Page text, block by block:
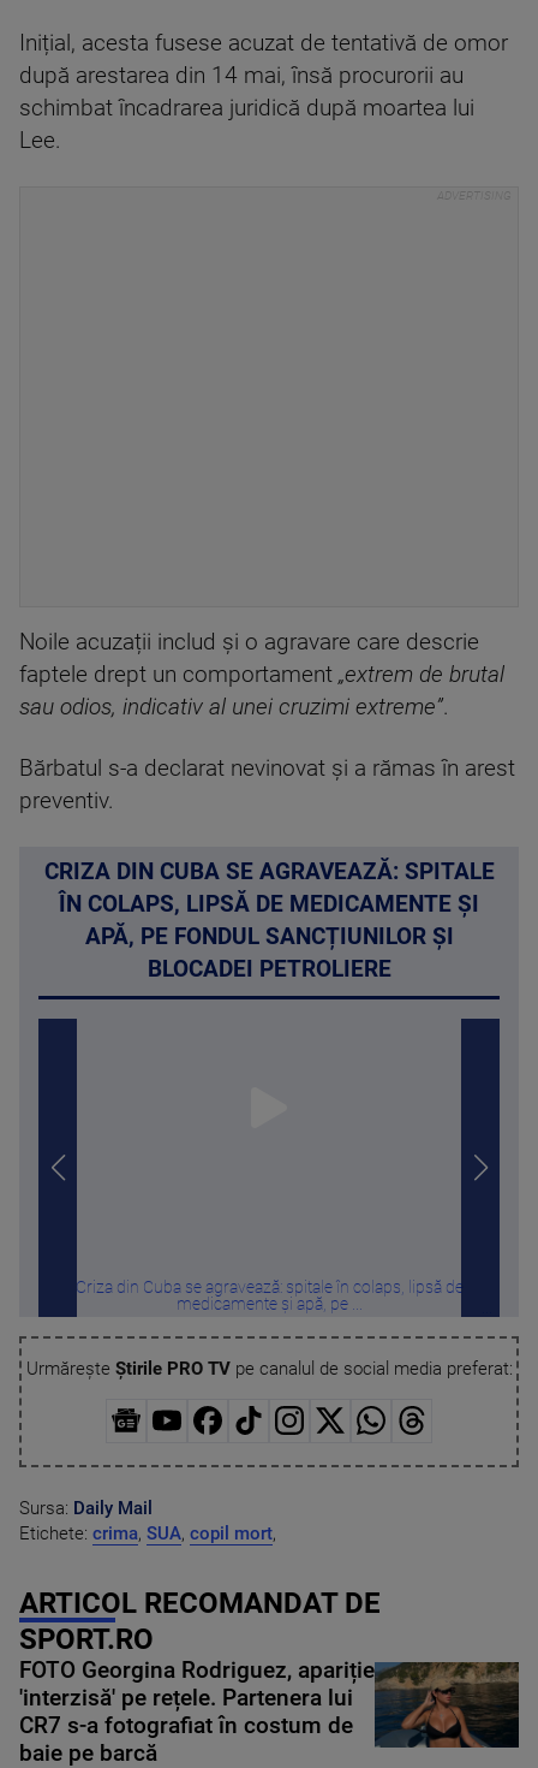
Inițial, acesta fusese acuzat de tentativă de omor
după arestarea din 14 mai, însă procurorii au
schimbat încadrarea juridică după moartea lui
Lee.
Noile acuzații includ și o agravare care descrie
faptele drept un comportament „extrem de brutal
sau odios, indicativ al unei cruzimi extreme”.
Bărbatul s-a declarat nevinovat și a rămas în arest
preventiv.
CRIZA DIN CUBA SE AGRAVEAZĂ: SPITALE
ÎN COLAPS, LIPSĂ DE MEDICAMENTE ȘI
APĂ, PE FONDUL SANCȚIUNILOR ȘI
BLOCADEI PETROLIERE
Criza din Cuba se agravează: spitale în colaps, lipsă de
medicamente și apă, pe ...
Urmărește Știrile PRO TVpe canalul de social media preferat:
Sursa: Daily Mail
Etichete: crima, SUA, copil mort,
ARTICOL RECOMANDAT DE
SPORT.RO
FOTO Georgina Rodriguez, apariție
'interzisă' pe rețele. Partenera lui
CR7 s-a fotografiat în costum de
baie pe barcă